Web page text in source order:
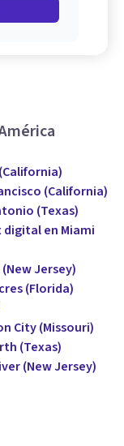
(California)
(Texas)
en Miami
Jersey)
(Florida)
City (Missouri)
(Texas)
(New Jersey)